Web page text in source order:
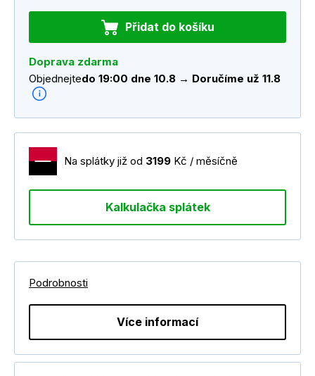
Přidat do košíku
Doprava zdarma
Objednejtedo 19:00 dne 10.8 → Doručíme už 11.8
Na splátky již od 3199 Kč / měsíčně
Kalkulačka splátek
Podrobnosti
Více informací